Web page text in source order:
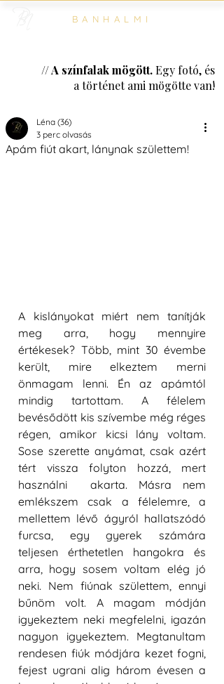
BANHALMI
// A színfalak mögött.Egy fotó, és
a történet ami mögötte van!
Apám fiút akart, lánynak születtem!
Léna (36)
3 perc olvasás
A kislányokat miért nem tanítják
meg arra, hogy mennyire
értékesek? Több, mint 30 évembe
került, mire elkeztem merni
önmagam lenni. Én az apámtól
mindig tartottam. A félelem
bevésődött kis szívembe még réges
régen, amikor kicsi lány voltam.
Sose szerette anyámat, csak azért
tért vissza folyton hozzá, mert
használni  akarta. Másra nem
emlékszem csak a félelemre, a
mellettem lévő ágyról hallatszódó
furcsa, egy gyerek számára
teljesen érthetetlen hangokra és
arra, hogy sosem voltam elég jó
neki. Nem fiúnak születtem, ennyi
bűnöm volt. A magam módján
igyekeztem neki megfelelni, igazán
nagyon igyekeztem. Megtanultam
rendesen fiúk módjára kezet fogni,
fejest ugrani alig három évesen a